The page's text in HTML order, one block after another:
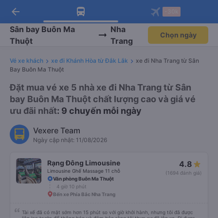
Tải app Vexere ngay!
Nhận ưu đãi thành viên độc
quyền
Mở app
Tải app Vexere
-30k/ghế khi đặt vé máy bay qua
app
Mở app
arrow_back
Sân bay Buôn Ma
Thuột
Nha
Trang
Chọn ngày
Vé xe khách xe đi Khánh Hòa từ Đắk Lắk
xe đi Nha Trang từ Sân
Bay Buôn Ma Thuột
Đặt mua vé xe 5 nhà xe đi Nha Trang từ Sân
bay Buôn Ma Thuột chất lượng cao và giá vé
ưu đãi nhất: 9 chuyến mỗi ngày
Vexere Team
Ngày cập nhật: 11/08/2026
Rạng Đông Limousine
Limousine Ghế Massage 11 chỗ
4.8
(1694 đánh giá)
Văn phòng Buôn Ma Thuột
4 giờ 10 phút
Bến xe Phía Bắc Nha Trang
Tài xế đã có mặt sớm hơn 15 phút so với giờ khởi hành, nhưng tôi đã được